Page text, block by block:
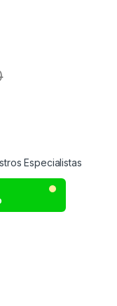
Especialistas